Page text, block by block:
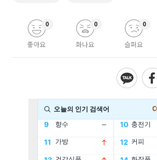
좋아요
0
화나요
0
슬퍼요
0